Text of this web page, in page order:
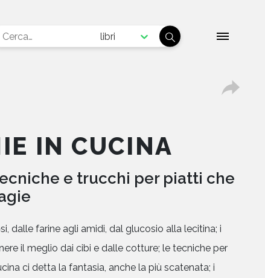
libri
IN CUCINA
e trucchi per piatti che
dalle farine agli amidi, dal glucosio alla lecitina; i
il meglio dai cibi e dalle cotture; le tecniche per
ci detta la fantasia, anche la più scatenata; i